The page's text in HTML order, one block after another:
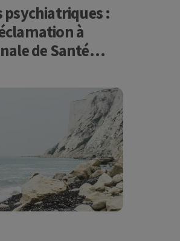
psychiatriques :
à
de Santé